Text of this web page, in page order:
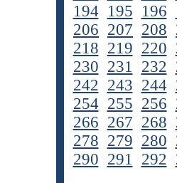
194 195 196
206 207 208
218 219 220
230 231 232
242 243 244
254 255 256
266 267 268
278 279 280
290 291 292